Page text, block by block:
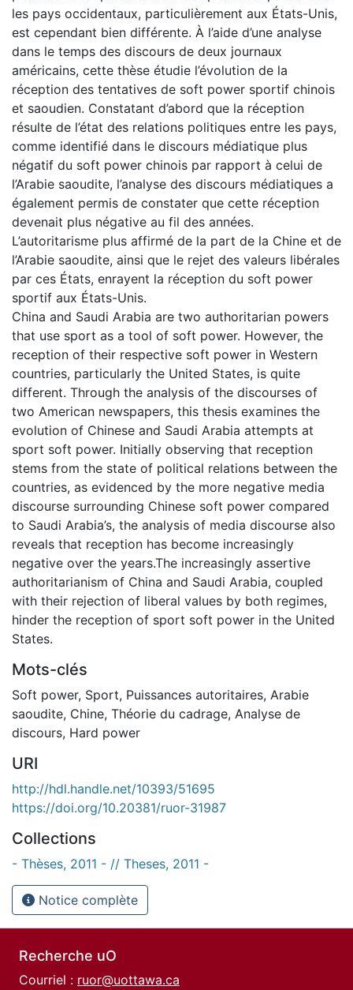
les pays occidentaux, particulièrement aux États-Unis,
est cependant bien différente. À l’aide d’une analyse
dans le temps des discours de deux journaux
américains, cette thèse étudie l’évolution de la
réception des tentatives de soft power sportif chinois
et saoudien. Constatant d’abord que la réception
résulte de l’état des relations politiques entre les pays,
comme identifié dans le discours médiatique plus
négatif du soft power chinois par rapport à celui de
l’Arabie saoudite, l’analyse des discours médiatiques a
également permis de constater que cette réception
devenait plus négative au fil des années.
L’autoritarisme plus affirmé de la part de la Chine et de
l’Arabie saoudite, ainsi que le rejet des valeurs libérales
par ces États, enrayent la réception du soft power
sportif aux États-Unis.
China and Saudi Arabia are two authoritarian powers
that use sport as a tool of soft power. However, the
reception of their respective soft power in Western
countries, particularly the United States, is quite
different. Through the analysis of the discourses of
two American newspapers, this thesis examines the
evolution of Chinese and Saudi Arabia attempts at
sport soft power. Initially observing that reception
stems from the state of political relations between the
countries, as evidenced by the more negative media
discourse surrounding Chinese soft power compared
to Saudi Arabia’s, the analysis of media discourse also
reveals that reception has become increasingly
negative over the years.The increasingly assertive
authoritarianism of China and Saudi Arabia, coupled
with their rejection of liberal values by both regimes,
hinder the reception of sport soft power in the United
States.
Mots-clés
Soft power, Sport, Puissances autoritaires, Arabie
saoudite, Chine, Théorie du cadrage, Analyse de
discours, Hard power
URI
http://hdl.handle.net/10393/51695
https://doi.org/10.20381/ruor-31987
Collections
- Thèses, 2011 - // Theses, 2011 -
Notice complète
Recherche uO
Courriel : ruor@uottawa.ca